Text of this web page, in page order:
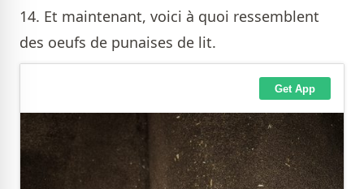
14. Et maintenant, voici à quoi ressemblent
des oeufs de punaises de lit.